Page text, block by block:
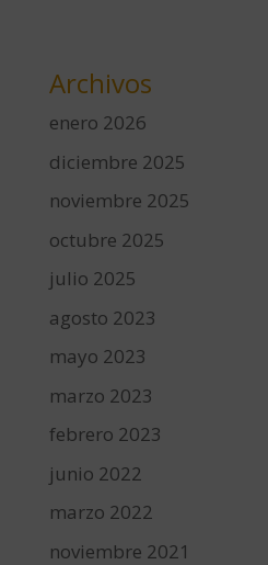
Archivos
enero 2026
diciembre 2025
noviembre 2025
octubre 2025
julio 2025
agosto 2023
mayo 2023
marzo 2023
febrero 2023
junio 2022
marzo 2022
noviembre 2021